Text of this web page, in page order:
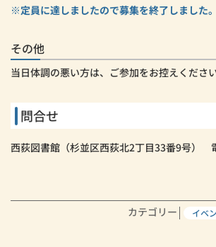
※定員に達しましたので募集を終了しました。
その他
当日体調の悪い方は、ご参加をお控えください
問合せ
西荻図書館（杉並区西荻北2丁目33番9号）
カテゴリー イベ